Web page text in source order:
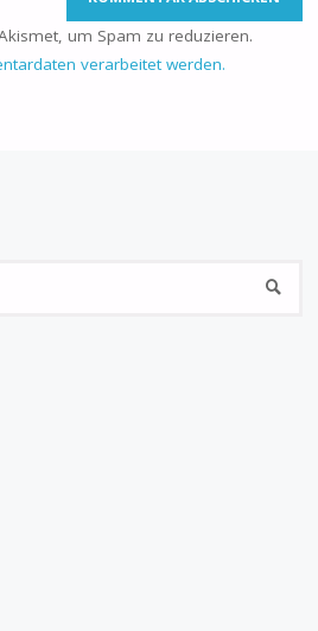
um Spam zu reduzieren.
verarbeitet werden.